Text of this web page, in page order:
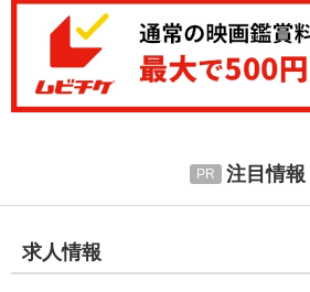
注目情報
求人情報